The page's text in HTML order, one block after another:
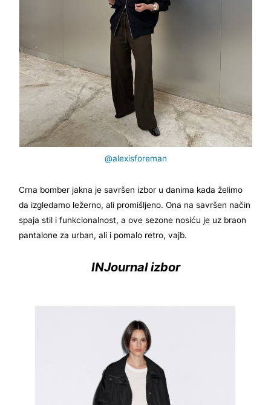
@alexisforeman
Crna bomber jakna je savršen izbor u danima kada želimo
da izgledamo ležerno, ali promišljeno. Ona na savršen način
spaja stil i funkcionalnost, a ove sezone nosiću je uz braon
pantalone za urban, ali i pomalo retro, vajb.
INJournal izbor